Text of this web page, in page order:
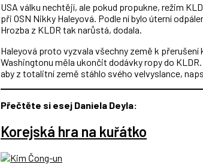
USA válku nechtějí, ale pokud propukne, režim
při OSN Nikky Haleyová. Podle ní bylo úterní
Hrozba z KLDR tak narůstá, dodala.
Haleyová proto vyzvala všechny země k
Washingtonu měla ukončit dodávky ropy do
aby z totalitní země stáhlo svého velvyslance,
Přečtěte si esej Daniela Deyla:
Korejská hra na kuřátko